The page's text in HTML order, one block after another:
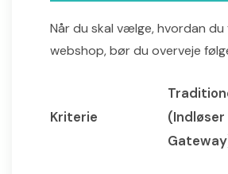
Når du skal vælge, hvordan
webshop, bør du overveje
Kriterie
(Indløser